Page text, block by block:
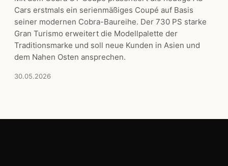
Cars erstmals ein serienmäßiges Coupé auf Basis
seiner modernen Cobra-Baureihe. Der 730 PS starke
Gran Turismo erweitert die Modellpalette der
Traditionsmarke und soll neue Kunden in Asien und
dem Nahen Osten ansprechen.
30.05.2026